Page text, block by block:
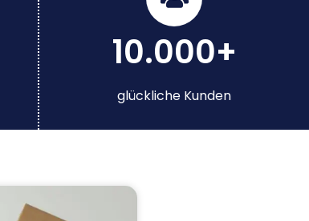
10.000+
glückliche Kunden